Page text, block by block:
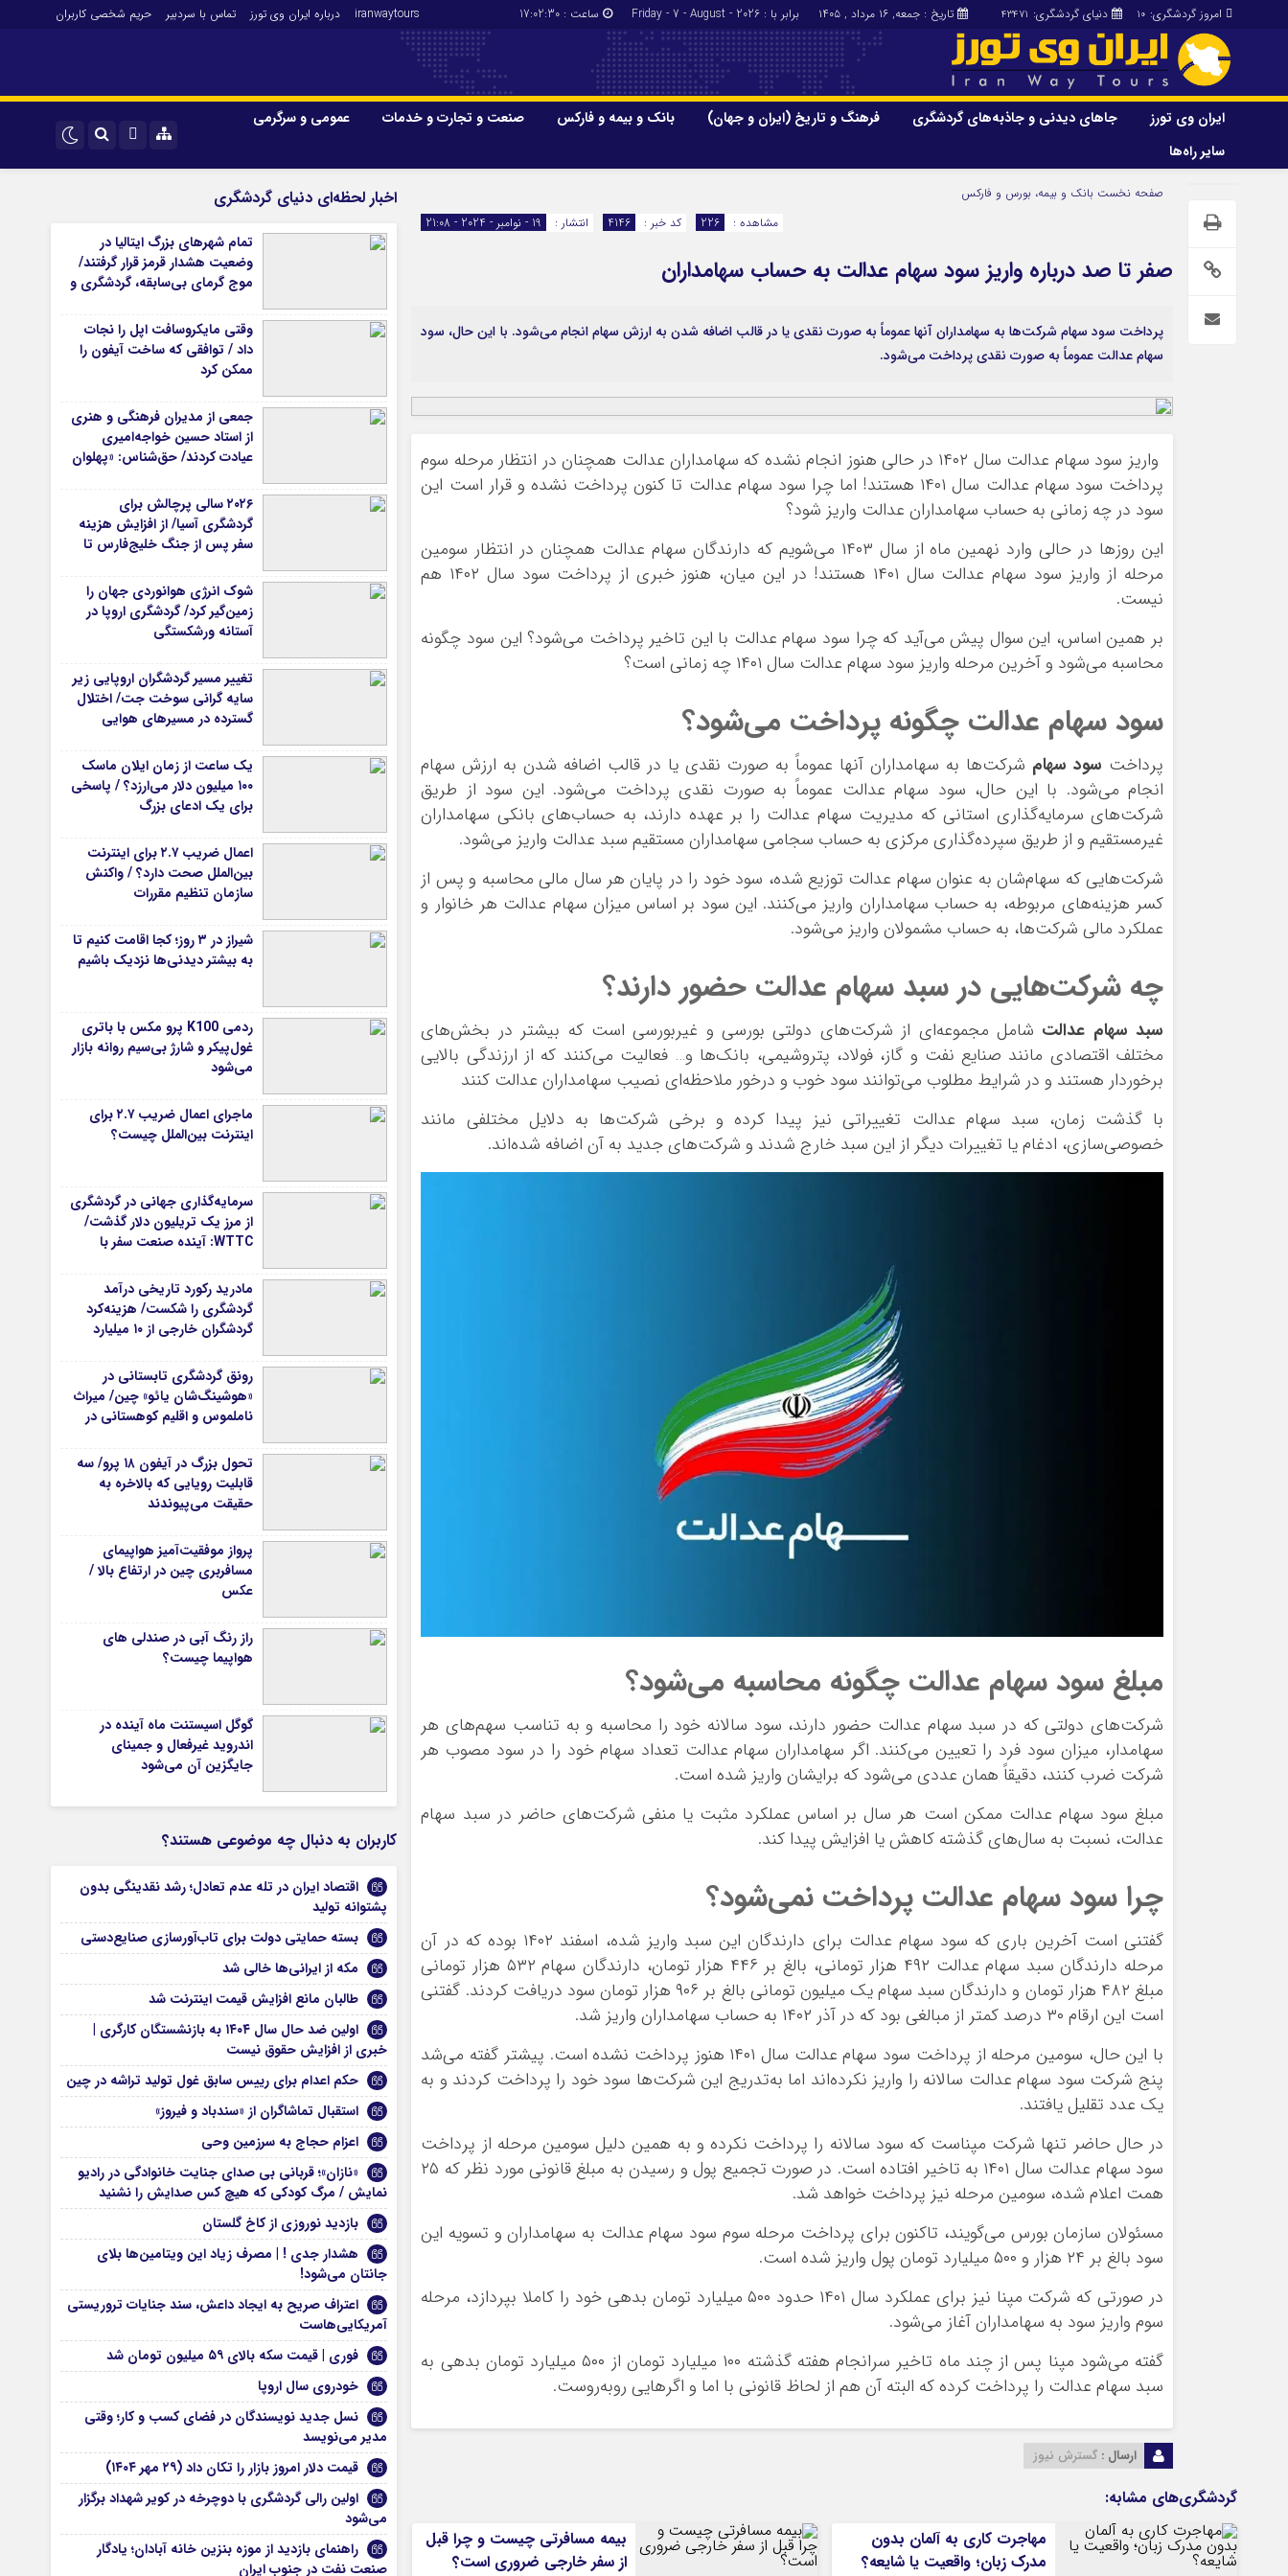
دنیای گردشگری: 43471 امروز گردشگری: 10 تاریخ : جمعه, ۱۶ مرداد , ۱۴۰۵ برابر با : Friday - 7 - August - 2026 ساعت : 17:02:31
iranwaytours درباره ایران وی تورز تماس با سردبیر حریم شخصی کاربران
ایران وی تورز جاهای دیدنی و جاذبه‌های گردشگری فرهنگ و تاریخ (ایران و جهان) بانک و بیمه و فارکس صنعت و تجارت و خدمات
عمومی و سرگرمی
سایر راه‌ها
اینستاگرام
ایران وی تورز
شرایط بازنشر محتوا در ایران وی تورز
ایران سفر تور
جاهای دیدنی و جاذبه‌های
گردشگری
غذا و رستوران
گزارش‌های خبری میراث فرهنگی
بانک و بیمه و فارکس
ارزدیجیتال
صنعت و تجارت و خدمات
اقتصاد گردشگری
خودرو
عمومی و سرگرمی
حقوق و قضایی
سایر راه‌ها
کارا دیلی
بلیط اتوبوس
مسیرهای نجف به کربلا
صفحه نخست بانک و بیمه، بورس و فارکس
انتشار :
19 - نوامبر - 2024 - 21:08 کد خبر : 4146 مشاهده : 226
صفر تا صد درباره واریز سود سهام عدالت به حساب سهامداران
پرداخت سود سهام شرکت‌ها به سهامداران آنها عموماً به صورت نقدی یا در قالب اضافه شدن به ارزش سهام انجام می‌شود. با این حال، سود
سهام عدالت عموماً به صورت نقدی پرداخت می‌شود.
واریز سود سهام عدالت سال ۱۴۰۲ در حالی هنوز انجام نشده که سهامداران عدالت همچنان در انتظار مرحله سوم
پرداخت سود سهام عدالت سال ۱۴۰۱ هستند! اما چرا سود سهام عدالت تا کنون پرداخت نشده و قرار است این
سود در چه زمانی به حساب سهامداران عدالت واریز شود؟
این روزها در حالی وارد نهمین ماه از سال ۱۴۰۳ می‌شویم که دارندگان سهام عدالت همچنان در انتظار سومین
مرحله از واریز سود سهام عدالت سال ۱۴۰۱ هستند! در این میان، هنوز خبری از پرداخت سود سال ۱۴۰۲ هم
نیست.
بر همین اساس، این سوال پیش می‌آید که چرا سود سهام عدالت با این تاخیر پرداخت می‌شود؟ این سود چگونه
محاسبه می‌شود و آخرین مرحله واریز سود سهام عدالت سال ۱۴۰۱ چه زمانی است؟
سود سهام عدالت چگونه پرداخت می‌شود؟
پرداخت سود سهام شرکت‌ها به سهامداران آنها عموماً به صورت نقدی یا در قالب اضافه شدن به ارزش سهام
انجام می‌شود. با این حال، سود سهام عدالت عموماً به صورت نقدی پرداخت می‌شود. این سود از طریق
شرکت‌های سرمایه‌گذاری استانی که مدیریت سهام عدالت را بر عهده دارند، به حساب‌های بانکی سهامداران
غیرمستقیم و از طریق سپرده‌گذاری مرکزی به حساب سجامی سهامداران مستقیم سبد عدالت واریز می‌شود.
شرکت‌هایی که سهام‌شان به‌ عنوان سهام عدالت توزیع شده، سود خود را در پایان هر سال مالی محاسبه و پس از
کسر هزینه‌های مربوطه، به حساب سهامداران واریز می‌کنند. این سود بر اساس میزان سهام عدالت هر خانوار و
عملکرد مالی شرکت‌ها، به حساب مشمولان واریز می‌شود.
چه شرکت‌هایی در سبد سهام عدالت حضور دارند؟
سبد سهام عدالت شامل مجموعه‌ای از شرکت‌های دولتی بورسی و غیربورسی است که بیشتر در بخش‌های
مختلف اقتصادی مانند صنایع نفت و گاز، فولاد، پتروشیمی‌، بانک‌ها و… فعالیت می‌کنند که از ارزندگی بالایی
برخوردار هستند و در شرایط مطلوب می‌توانند سود خوب و درخور ملاحظه‌ای نصیب سهامداران عدالت کنند
با گذشت زمان، سبد سهام عدالت تغییراتی نیز پیدا کرده و برخی شرکت‌ها به دلایل مختلفی مانند
خصوصی‌سازی، ادغام یا تغییرات دیگر از این سبد خارج شدند و شرکت‌های جدید به آن اضافه شده‌اند.
مبلغ سود سهام عدالت چگونه محاسبه می‌شود؟
شرکت‌های دولتی که در سبد سهام عدالت حضور دارند، سود سالانه خود را محاسبه و به تناسب سهم‌های هر
سهامدار، میزان سود فرد را تعیین می‌کنند. اگر سهامداران سهام عدالت تعداد سهام خود را در سود مصوب هر
شرکت ضرب کنند، دقیقاً همان عددی می‌شود که برایشان واریز شده است.
مبلغ سود سهام عدالت ممکن است هر سال بر اساس عملکرد مثبت یا منفی شرکت‌های حاضر در سبد سهام
عدالت، نسبت به سال‌های گذشته کاهش یا افزایش پیدا کند.
چرا سود سهام عدالت پرداخت نمی‌شود؟
گفتنی است آخرین باری که سود سهام عدالت برای دارندگان این سبد واریز شده، اسفند ۱۴۰۲ بوده که در آن
مرحله دارندگان سبد سهام عدالت ۴۹۲ هزار تومانی، بالغ بر ۴۴۶ هزار تومان، دارندگان سهام ۵۳۲ هزار تومانی
مبلغ ۴۸۲ هزار تومان و دارندگان سبد سهام یک میلیون تومانی بالغ بر ۹۰۶ هزار تومان سود دریافت کردند. گفتنی
است این ارقام ۳۰ درصد کمتر از مبالغی بود که در آذر ۱۴۰۲ به حساب سهامداران واریز شد.
با این حال، سومین مرحله از پرداخت سود سهام عدالت سال ۱۴۰۱ هنوز پرداخت نشده است. پیشتر گفته می‌شد
پنج شرکت سود سهام عدالت سالانه را واریز نکرده‌اند اما به‌تدریج این شرکت‌ها سود خود را پرداخت کردند و به
یک عدد تقلیل یافتند.
در حال حاضر تنها شرکت مپناست که سود سالانه را پرداخت نکرده و به همین دلیل سومین مرحله از پرداخت
سود سهام عدالت سال ۱۴۰۱ به تاخیر افتاده است. در صورت تجمیع پول و رسیدن به مبلغ قانونی مورد نظر که ۲۵
همت اعلام شده، سومین مرحله نیز پرداخت خواهد شد.
مسئولان سازمان بورس می‌گویند، تاکنون برای پرداخت مرحله سوم سود سهام عدالت به سهامداران و تسویه این
سود بالغ بر ۲۴ هزار و ۵۰۰ میلیارد تومان پول واریز شده است.
در صورتی که شرکت مپنا نیز برای عملکرد سال ۱۴۰۱ حدود ۵۰۰ میلیارد تومان بدهی خود را کاملا بپردازد، مرحله
سوم واریز سود به سهامداران آغاز می‌شود.
گفته می‌شود مپنا پس از چند ماه تاخیر سرانجام هفته گذشته ۱۰۰ میلیارد تومان از ۵۰۰ میلیارد تومان بدهی به
سبد سهام عدالت را پرداخت کرده که البته آن‌ هم از لحاظ قانونی با اما و اگرهایی روبه‌روست.
ارسال : گسترش نیوز
گردشگری‌های مشابه:
مهاجرت کاری به آلمان بدون
مدرک زبان؛ واقعیت یا شایعه؟
بیمه مسافرتی چیست و چرا قبل
از سفر خارجی ضروری است؟
اخبار لحظه‌ای دنیای گردشگری
تمام شهرهای بزرگ ایتالیا در
وضعیت هشدار قرمز قرار گرفتند/
موج گرمای بی‌سابقه، گردشگری و
قرار داد
وقتی مایکروسافت اپل را نجات
داد / توافقی که ساخت آیفون را
ممکن کرد
جمعی از مدیران فرهنگی و هنری
از استاد حسین خواجه‌امیری
عیادت کردند/ حق‌شناس: «پهلوان
برای استاد ایرج است
۲۰۲۶ سالی پرچالش برای
گردشگری آسیا/ از افزایش هزینه
سفر پس از جنگ خلیج‌فارس تا
شوک انرژی هوانوردی جهان را
زمین‌گیر کرد/ گردشگری اروپا در
آستانه ورشکستگی
تغییر مسیر گردشگران اروپایی زیر
سایه گرانی سوخت جت/ اختلال
گسترده در مسیرهای هوایی
یک ساعت از زمان ایلان ماسک
۱۰۰ میلیون دلار می‌ارزد؟ / پاسخی
برای یک ادعای بزرگ
اعمال ضریب ۲.۷ برای اینترنت
بین‌الملل صحت دارد؟ / واکنش
سازمان تنظیم مقررات
شیراز در ۳ روز؛ کجا اقامت کنیم تا
به بیشتر دیدنی‌ها نزدیک باشیم
ردمی K100 پرو مکس با باتری
غول‌پیکر و شارژ بی‌سیم روانه بازار
می‌شود
ماجرای اعمال ضریب ۲.۷ برای
اینترنت بین‌الملل چیست؟
سرمایه‌گذاری جهانی در گردشگری
از مرز یک تریلیون دلار گذشت/
WTTC: آینده صنعت سفر با
تضمین می‌شود
مادرید رکورد تاریخی درآمد
گردشگری را شکست/ هزینه‌کرد
گردشگران خارجی از ۱۰ میلیارد
رونق گردشگری تابستانی در
«هوشینگ‌شان یائو» چین/ میراث
ناملموس و اقلیم کوهستانی در
تحول بزرگ در آیفون ۱۸ پرو/ سه
قابلیت رویایی که بالاخره به
حقیقت می‌پیوندند
پرواز موفقیت‌آمیز هواپیمای
مسافربری چین در ارتفاع بالا /
عکس
راز رنگ آبی در صندلی های
هواپیما چیست؟
گوگل اسیستنت ماه آینده در
اندروید غیرفعال و جمینای
جایگزین آن می‌شود
کاربران به دنبال چه موضوعی هستند؟
اقتصاد ایران در تله عدم ‌تعادل؛ رشد نقدینگی بدون
پشتوانه تولید
بسته حمایتی دولت برای تاب‌آورسازی صنایع‌دستی
مکه از ایرانی‌ها خالی شد
طالبان مانع افزایش قیمت اینترنت شد
اولین ضد حال سال ۱۴۰۴ به بازنشستگان کارگری |
خبری از افزایش حقوق نیست
حکم اعدام برای رییس سابق غول تولید تراشه در چین
استقبال تماشاگران از «سندباد و فیروز»
اعزام حجاج به سرزمین وحی
«نازان»؛ قربانی بی صدای جنایت خانوادگی در رادیو
نمایش / مرگ کودکی که هیچ کس صدایش را نشنید
بازدید نوروزی از کاخ گلستان
هشدار جدی ! | مصرف زیاد این ویتامین‌ها بلای
جانتان می‌شود!
اعتراف صریح به ایجاد داعش، سند جنایات تروریستی
آمریکایی‌هاست
فوری | قیمت سکه بالای ۵۹ میلیون تومان شد
خودروی سال اروپا
نسل جدید نویسندگان در فضای کسب ‌و کار؛ وقتی
مدیر می‌نویسد
قیمت دلار امروز بازار را تکان داد (۲۹ مهر ۱۴۰۴)
اولین رالی گردشگری با دوچرخه در کویر شهداد برگزار
می‌شود
راهنمای بازدید از موزه بنزین خانه آبادان؛ یادگار
صنعت نفت در جنوب ایران